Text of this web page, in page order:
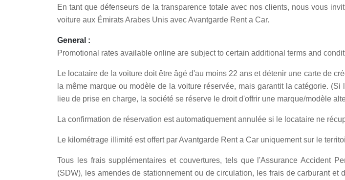
En tant que défenseurs de la transparence totale avec nos clients, nous vous
voiture aux Émirats Arabes Unis avec Avantgarde Rent a Car.
General :
Promotional rates available online are subject to certain additional terms and
Le locataire de la voiture doit être âgé d'au moins 22 ans et détenir une carte de
la même marque ou modèle de la voiture réservée, mais garantit la catégorie.
lieu de prise en charge, la société se réserve le droit d'offrir une marque/modèle
La confirmation de réservation est automatiquement annulée si le locataire ne
Le kilométrage illimité est offert par Avantgarde Rent a Car uniquement sur le
Tous les frais supplémentaires et couvertures, tels que l'Assurance Accident
(SDW), les amendes de stationnement ou de circulation, les frais de carburant